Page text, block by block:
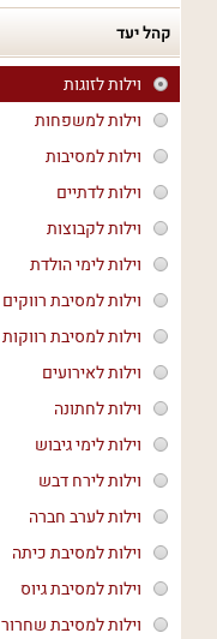
קהל יעד
וילות לזוגות
וילות למשפחות
וילות למסיבות
וילות לדתיים
וילות לקבוצות
וילות לימי הולדת
וילות למסיבת רווקים
וילות למסיבת רווקות
וילות לאירועים
וילות לחתונה
וילות לימי גיבוש
וילות לירח דבש
וילות לערב חברה
וילות למסיבת כיתה
וילות למסיבת גיוס
וילות למסיבת שחרור